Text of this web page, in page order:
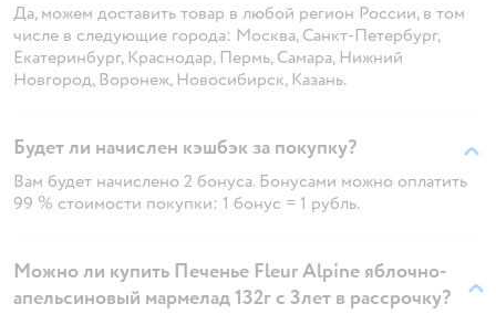
Да, можем доставить товар в любой регион России, в том
числе в следующие города: Москва, Санкт-Петербург,
Екатеринбург, Краснодар, Пермь, Самара, Нижний
Новгород, Воронеж, Новосибирск, Казань.
Будет ли начислен кэшбэк за покупку?
Вам будет начислено 2 бонуса. Бонусами можно оплатить
99 % стоимости покупки: 1 бонус = 1 рубль.
Можно ли купить Печенье Fleur Alpine яблочно-
апельсиновый мармелад 132г с 3лет в рассрочку?